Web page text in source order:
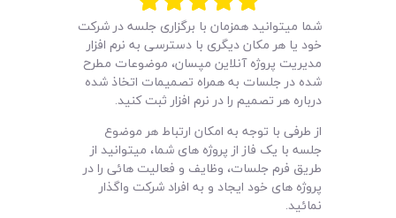
مرکز آموزش
امکانات
سیستم ها
لیست قیمت محصولات
شما میتوانید همزمان با برگزاری جلسه در شرکت
خود یا هر مکان دیگری با دسترسی به نرم افزار
مدیریت پروژه آنلاین مپسان، موضوعات مطرح
شده در جلسات به همراه تصمیمات اتخاذ شده
درباره هر تصمیم را در نرم افزار ثبت کنید.
از طرفی با توجه به امکان ارتباط هر موضوع
جلسه با یک فاز از پروژه های شما، میتوانید از
طریق فرم جلسات، وظایف و فعالیت هائی را در
پروژه های خود ایجاد و به افراد شرکت واگذار
نمائید.